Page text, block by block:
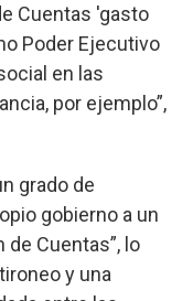
Cuentas 'gasto
Poder Ejecutivo
en las
por ejemplo”,
grado de
gobierno a un
Cuentas”, lo
y una